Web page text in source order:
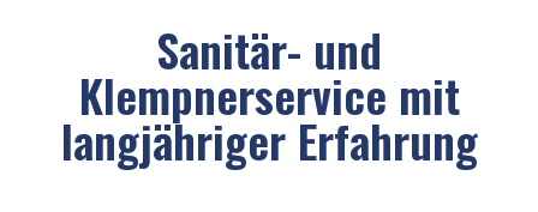
Sanitär- und
Klempnerservice mit
langjähriger Erfahrung